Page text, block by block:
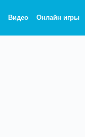
Видео Онлайн игры